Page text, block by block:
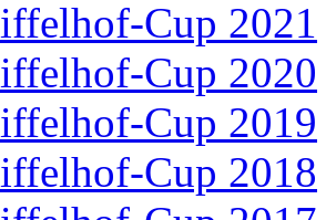
Cup 2021
Cup 2020
Cup 2019
Cup 2018